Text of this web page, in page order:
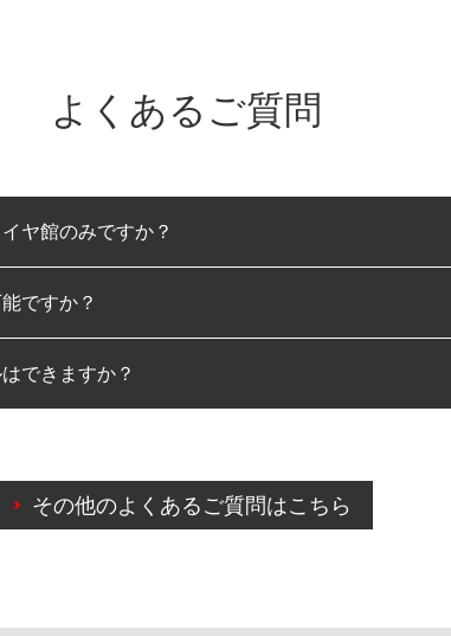
よくあるご質問
ヤ館のみですか？
ます。
ですか？
。できますか？
予約のキャンセルをご希望の際は、直接ご予約いた
その他のよくあるご質問はこちら